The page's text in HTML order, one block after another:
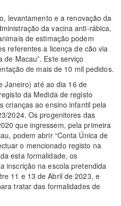
levantamento e a renovação da
da vacina anti-rábica,
de estimação podem
referentes a licença de cão via
de Macau”. Este serviço
de mais de 10 mil pedidos.
Janeiro) até ao dia 16 de
da Medida de registo
crianças ao ensino infantil pela
2024. Os progenitores das
que ingressem, pela primeira
podem abrir “Conta Única de
o mencionado registo na
esta formalidade, os
inscrição na escola pretendida
11 e 13 de Abril de 2023, e
tratar das formalidades de